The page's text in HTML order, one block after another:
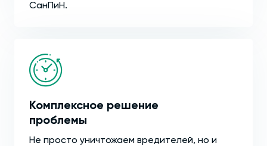
СанПиН.
Комплексное решение
проблемы
Не просто уничтожаем вредителей, но и